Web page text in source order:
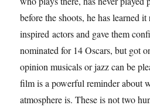
before the shoots, he has learned
inspired actors and gave them
nominated for 14 Oscars, but got
opinion musicals or jazz can be
film is a powerful reminder about
atmosphere is. These is not two